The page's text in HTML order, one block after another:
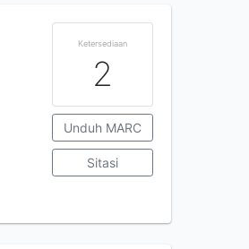
Ketersediaan
2
Unduh MARC
Sitasi